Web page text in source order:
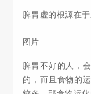
脾胃虚的根源在于
图片
脾胃不好的人，
的，而且食物的